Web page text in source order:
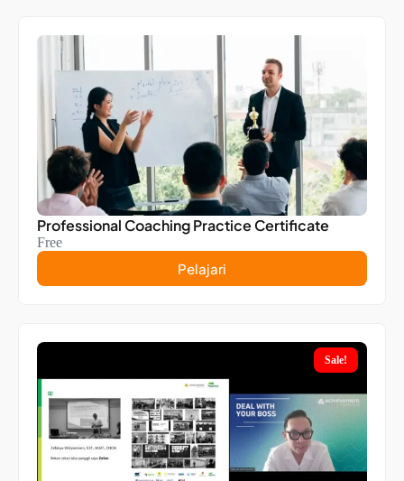
Professional Coaching Practice Certificate
Free
Pelajari
Sale!